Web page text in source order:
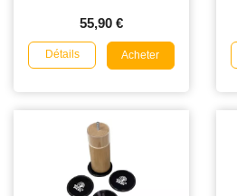
55,90 €
Détails Acheter